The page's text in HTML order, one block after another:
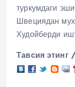
туркумдаги
Швециядан
Худойберди
Тавсия